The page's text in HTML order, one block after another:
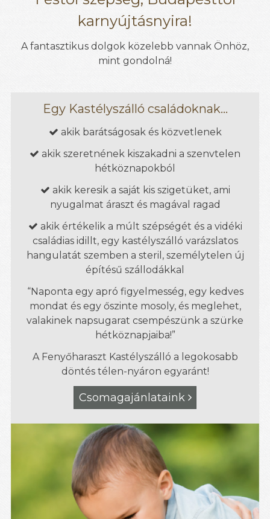
karnyújtásnyira!
A fantasztikus dolgok közelebb vannak Önhöz,
mint gondolná!
Egy Kastélyszálló családoknak...
 akik barátságosak és közvetlenek
 akik szeretnének kiszakadni a szenvtelen
hétköznapokból
 akik keresik a saját kis szigetüket, ami
nyugalmat áraszt és magával ragad
 akik értékelik a múlt szépségét és a vidéki
családias idillt, egy kastélyszálló varázslatos
hangulatát szemben a steril, személytelen új
építésű szállodákkal
“Naponta egy apró figyelmesség, egy kedves
mondat és egy őszinte mosoly, és meglehet,
valakinek napsugarat csempészünk a szürke
hétköznapjaiba!”
A Fenyőharaszt Kastélyszálló a legokosabb
döntés télen-nyáron egyaránt!
Csomagajánlataink 